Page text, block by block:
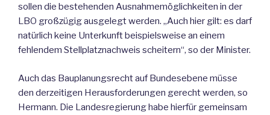
sollen die bestehenden Ausnahmemöglichkeiten in der
LBO großzügig ausgelegt werden. „Auch hier gilt: es darf
natürlich keine Unterkunft beispielsweise an einem
fehlendem Stellplatznachweis scheitern“, so der Minister.
Auch das Bauplanungsrecht auf Bundesebene müsse
den derzeitigen Herausforderungen gerecht werden, so
Hermann. Die Landesregierung habe hierfür gemeinsam